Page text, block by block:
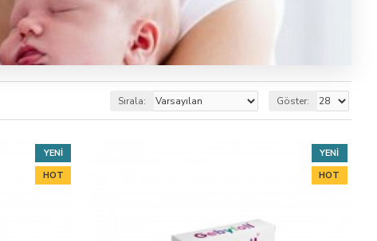
Sırala: Göster:
YENI
HOT
YENI
HOT